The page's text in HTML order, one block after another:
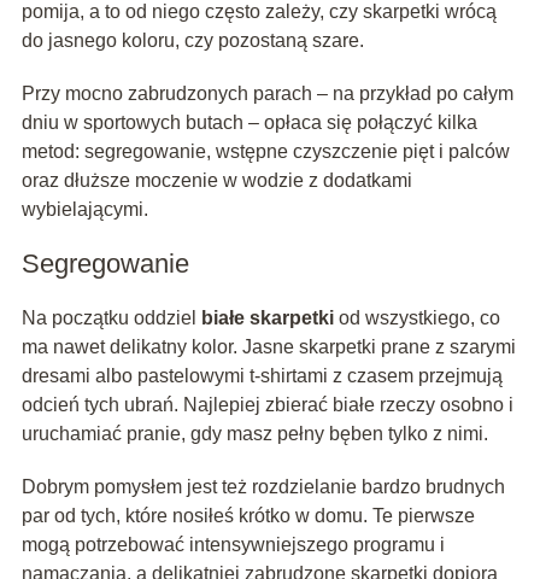
pomija, a to od niego często zależy, czy skarpetki wrócą
do jasnego koloru, czy pozostaną szare.
Przy mocno zabrudzonych parach – na przykład po całym
dniu w sportowych butach – opłaca się połączyć kilka
metod: segregowanie, wstępne czyszczenie pięt i palców
oraz dłuższe moczenie w wodzie z dodatkami
wybielającymi.
Segregowanie
Na początku oddziel białe skarpetkiod wszystkiego, co
ma nawet delikatny kolor. Jasne skarpetki prane z szarymi
dresami albo pastelowymi t-shirtami z czasem przejmują
odcień tych ubrań. Najlepiej zbierać białe rzeczy osobno i
uruchamiać pranie, gdy masz pełny bęben tylko z nimi.
Dobrym pomysłem jest też rozdzielanie bardzo brudnych
par od tych, które nosiłeś krótko w domu. Te pierwsze
mogą potrzebować intensywniejszego programu i
namaczania, a delikatniej zabrudzone skarpetki dopiorą